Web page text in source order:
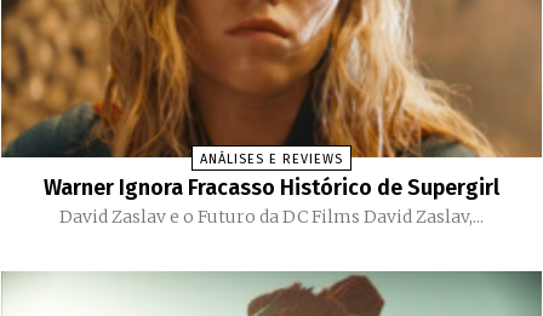
ANÁLISES E REVIEWS
Warner Ignora Fracasso Histórico de Supergirl
David Zaslav e o Futuro da DC Films David Zaslav,...